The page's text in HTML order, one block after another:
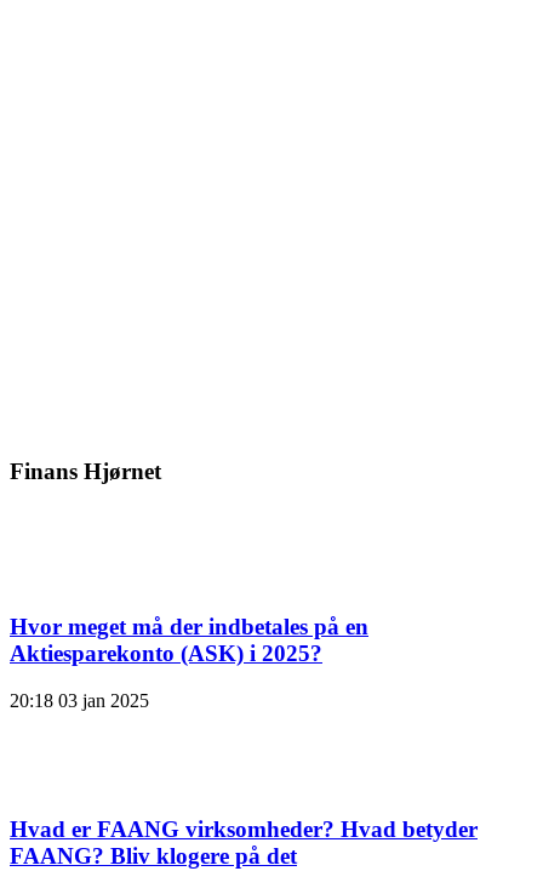
Finans Hjørnet
Hvor meget må der indbetales på en
Aktiesparekonto (ASK) i 2025?
20:18 03 jan 2025
Hvad er FAANG virksomheder? Hvad betyder
FAANG? Bliv klogere på det